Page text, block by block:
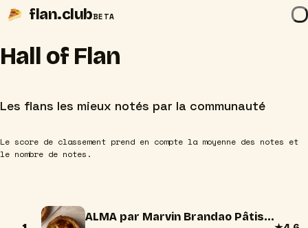
flan.clubBETA
Hall of Flan
Les flans les mieux notés par la communauté
Le score de classement prend en compte la moyenne des notes et
le nombre de notes.
ALMA par Marvin Brandao Pâtisserie-Boulangerie-Chocolaterie